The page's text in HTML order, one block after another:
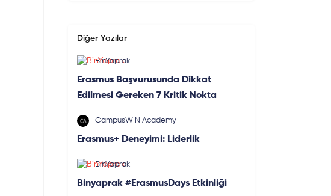
Diğer Yazılar
BinYaprak
Erasmus Başvurusunda Dikkat
Edilmesi Gereken 7 Kritik Nokta
CampusWIN Academy
Erasmus+ Deneyimi: Liderlik
BinYaprak
Binyaprak #ErasmusDays Etkinliği